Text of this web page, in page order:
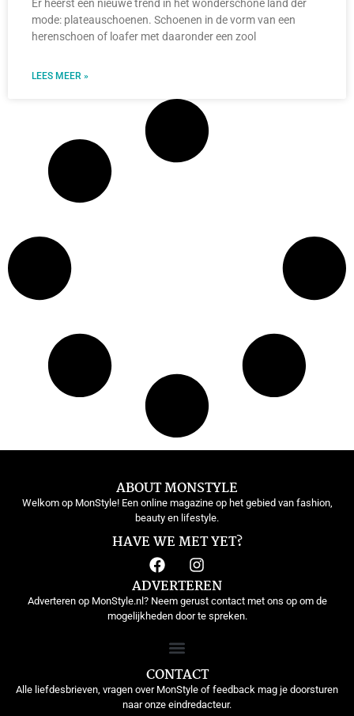
Er heerst een nieuwe trend in het wonderschone land der
mode: plateauschoenen. Schoenen in de vorm van een
herenschoen of loafer met daaronder een zool
LEES MEER »
ABOUT MONSTYLE
Welkom op MonStyle! Een online magazine op het gebied van fashion,
beauty en lifestyle.
HAVE WE MET YET?
ADVERTEREN
Adverteren op MonStyle.nl? Neem gerust contact met ons op om de
mogelijkheden door te spreken.
CONTACT
Alle liefdesbrieven, vragen over MonStyle of feedback mag je doorsturen
naar onze eindredacteur.